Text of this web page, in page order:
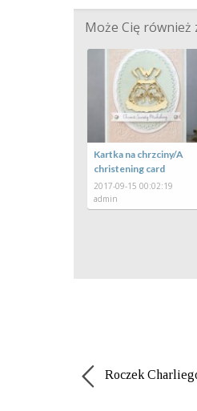
Może Cię również
Kartka typu Spinner –
2017-01-24 07:40:47
Kartka
2017-
Roczek